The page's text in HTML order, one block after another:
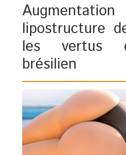
lipostructure
les vertus
brésilien